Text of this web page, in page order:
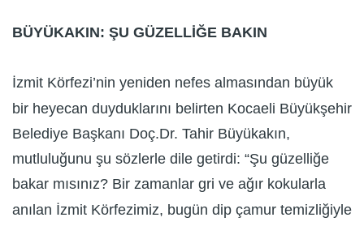
BÜYÜKAKIN: ŞU GÜZELLİĞE BAKIN
İzmit Körfezi’nin yeniden nefes almasından büyük
bir heyecan duyduklarını belirten Kocaeli Büyükşehir
Belediye Başkanı Doç.Dr. Tahir Büyükakın,
mutluluğunu şu sözlerle dile getirdi: “Şu güzelliğe
bakar mısınız? Bir zamanlar gri ve ağır kokularla
anılan İzmit Körfezimiz, bugün dip çamur temizliğiyle